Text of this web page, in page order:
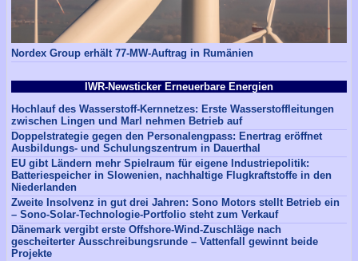
Nordex Group erhält 77-MW-Auftrag in Rumänien
IWR-Newsticker Erneuerbare Energien
Hochlauf des Wasserstoff-Kernnetzes: Erste Wasserstoffleitungen
zwischen Lingen und Marl nehmen Betrieb auf
Doppelstrategie gegen den Personalengpass: Enertrag eröffnet
Ausbildungs- und Schulungszentrum in Dauerthal
EU gibt Ländern mehr Spielraum für eigene Industriepolitik:
Batteriespeicher in Slowenien, nachhaltige Flugkraftstoffe in den
Niederlanden
Zweite Insolvenz in gut drei Jahren: Sono Motors stellt Betrieb ein
– Sono-Solar-Technologie-Portfolio steht zum Verkauf
Dänemark vergibt erste Offshore-Wind-Zuschläge nach
gescheiterter Ausschreibungsrunde – Vattenfall gewinnt beide
Projekte